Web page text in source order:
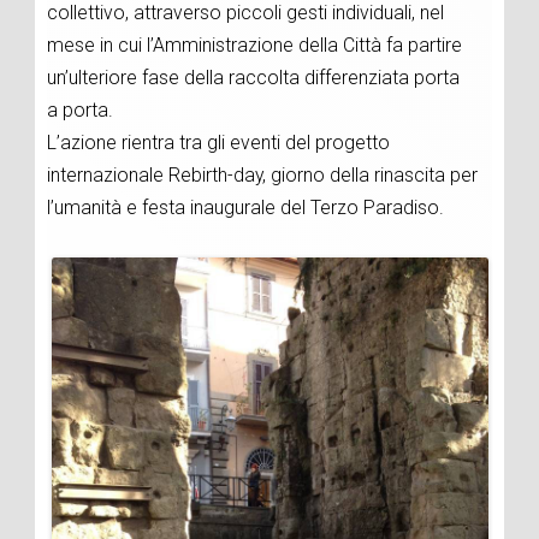
collettivo, attraverso piccoli gesti individuali, nel
mese in cui l’Amministrazione della Città fa partire
un’ulteriore fase della raccolta differenziata porta
a porta.
L’azione rientra tra gli eventi del progetto
internazionale Rebirth-day, giorno della rinascita per
l’umanità e festa inaugurale del Terzo Paradiso.